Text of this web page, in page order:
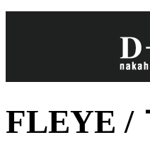
FLEYE /